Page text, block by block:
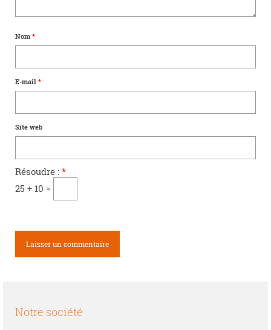
Nom *
E-mail *
Site web
Résoudre : *
25 + 10 =
Notre société